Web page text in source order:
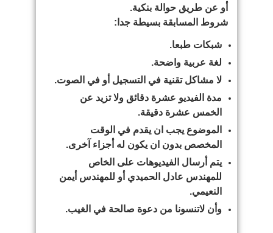
أو عن طريق حوالة بنكية.
شروط المسابقة بسيطة جدا:
شبكات طبعا.
لغة عربية واضحة.
لا مشاكل تقنية في التسجيل أو في الصوت.
مدة الفيديو عشرة دقائق ولا تزيد عن
الخمس عشرة دقيقة.
الموضوع يجب ان يقدم في الوقت
المخصص بدون ان يكون له أجزاء آخرى.
يتم أرسال الفيديوهات على الخاص
للمهندس عادل الحميدي أو للمهندس أيمن
النعيمي.
وأن لاتنسونا من دعوة صالحة في الغيب.